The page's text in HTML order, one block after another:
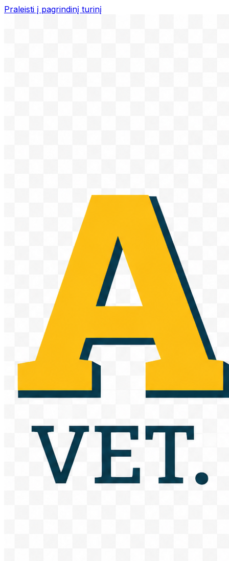
Praleisti į pagrindinį turinį